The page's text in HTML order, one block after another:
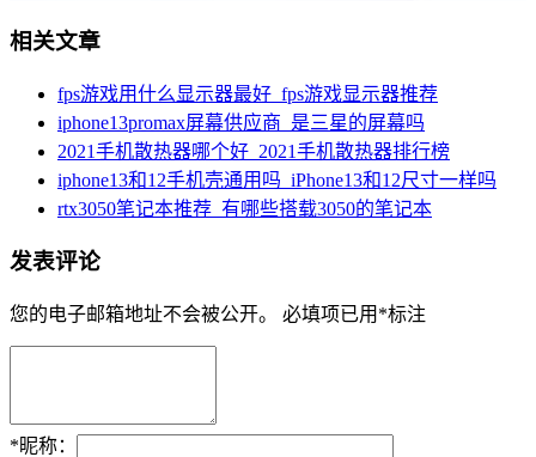
相关文章
fps游戏用什么显示器最好_fps游戏显示器推荐
iphone13promax屏幕供应商_是三星的屏幕吗
2021手机散热器哪个好_2021手机散热器排行榜
iphone13和12手机壳通用吗_iPhone13和12尺寸一样吗
rtx3050笔记本推荐_有哪些搭载3050的笔记本
发表评论
您的电子邮箱地址不会被公开。 必填项已用 *标注
*昵称：